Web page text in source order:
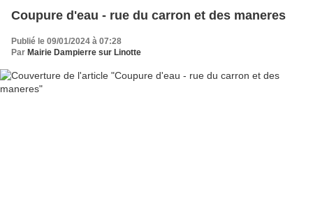
Coupure d'eau - rue du carron et des maneres
Publié le 09/01/2024 à 07:28
Par Mairie Dampierre sur Linotte